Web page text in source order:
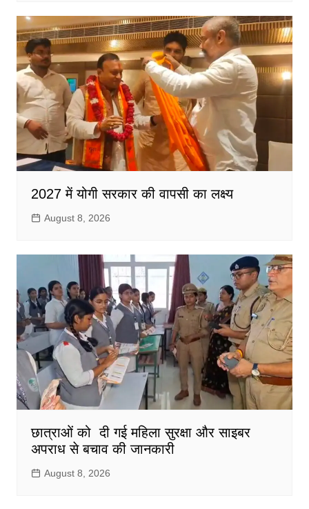
2027 में योगी सरकार की वापसी का लक्ष्य
August 8, 2026
छात्राओं को दी गई महिला सुरक्षा और साइबर
अपराध से बचाव की जानकारी
August 8, 2026